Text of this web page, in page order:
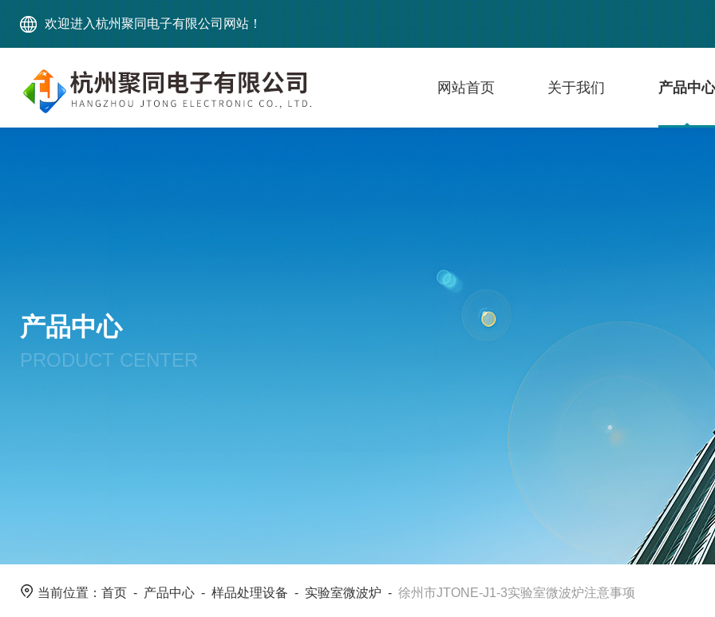
欢迎进入杭州聚同电子有限公司网站！
网站首页 关于我们 产品中心
产品中心
PRODUCT CENTER
当前位置： 首页 - 产品中心 - 样品处理设备 - 实验室微波炉 - 徐州市JTONE-J1-3实验室微波炉注意事项